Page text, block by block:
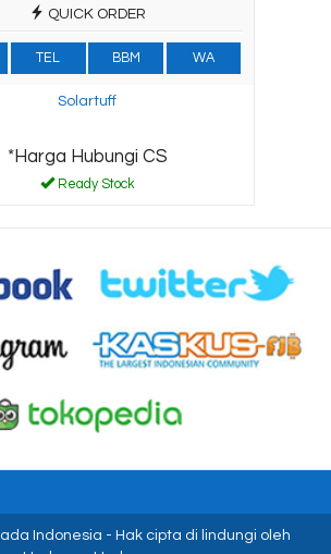
QUICK ORDER
TEL BBM WA
Solartuff
*Harga Hubungi CS
Ready Stock
Indonesia - Hak cipta di lindungi oleh